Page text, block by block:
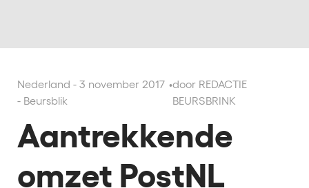
Nederland - 3 november 2017
- Beursblik
•door REDACTIE
BEURSBRINK
Aantrekkende
omzet PostNL